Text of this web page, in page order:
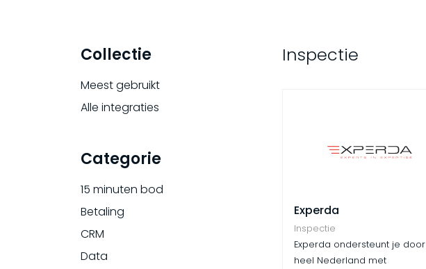
Collectie
Meest gebruikt
Alle integraties
Categorie
15 minuten bod
Betaling
CRM
Data
Inspectie
Experda
Inspectie
Experda ondersteunt je door
heel Nederland met